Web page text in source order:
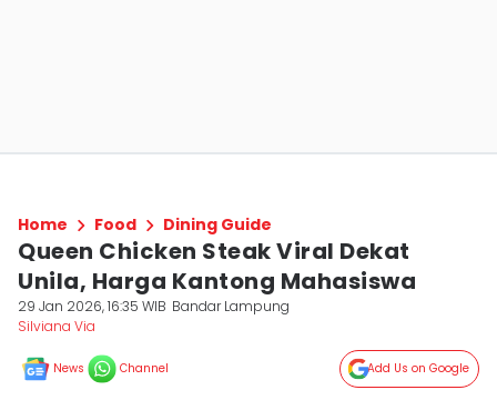
Home Food Dining Guide
Queen Chicken Steak Viral Dekat
Unila, Harga Kantong Mahasiswa
29 Jan 2026, 16:35 WIB Bandar Lampung
Silviana Via
News Channel Add Us on Google